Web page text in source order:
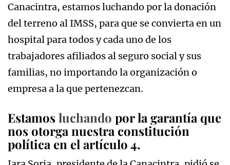
Canacintra, estamos luchando por la donación
del terreno al IMSS, para que se convierta en un
hospital para todos y cada uno de los
trabajadores afiliados al seguro social y sus
familias, no importando la organización o
empresa a la que pertenezcan.
Estamosluchando por la garantía que
nos otorga nuestra constitución
política en el artículo 4.